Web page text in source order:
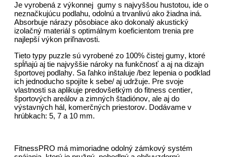
Je vyrobená z výkonnej gumy s najvyššou hustotou, ide o
neznačkujúcu podlahu, odolnú a trvanlivú ako žiadna iná.
Absorbuje nárazy pôsobiace ako dokonalý akustický
izolačný materiál s optimálnym koeficientom trenia pre
najlepší výkon priľnavosti.
Tieto typy puzzle sú vyrobené zo 100% čistej gumy, ktoré
spĺňajú aj tie najvyššie nároky na funkčnosť a aj na dizajn
športovej podlahy. Sa ľahko inštaluje /bez lepenia o podklad
ich jednoducho spojíte k sebe/ aj udržuje. Pre svoje
vlastnosti sa aplikuje predovšetkým do fitness centier,
športových areálov a zimných štadiónov, ale aj do
výstavných hál, komerčných priestorov. Dodávame v
hrúbkach: 5, 7 a 10 mm.
FitnessPRO má mimoriadne odolný zámkový systém